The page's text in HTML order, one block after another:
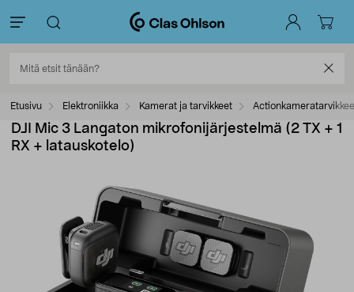
Etusivu Elektroniikka Kamerat ja tarvikkeet
DJI Mic 3 Langaton mikrofonijärjestelmä (2 TX + 1
RX + latauskotelo)